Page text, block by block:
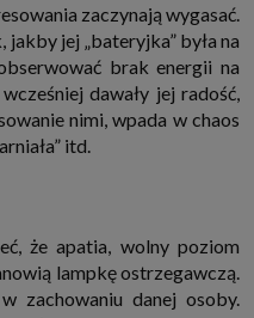
zaczynają wygasać.
jakby jej „bateryjka” była na
brak energii na
dawały jej radość,
nimi, wpada w chaos
itd.
że apatia, wolny poziom
lampkę ostrzegawczą.
zachowaniu danej osoby.